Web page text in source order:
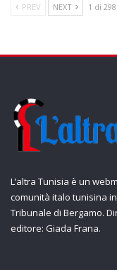
PREV NEXT 1 di 298
L’altra Tunisia è un
comunità italo tunisina
Tribunale di Bergamo.
editore: Giada Frana.